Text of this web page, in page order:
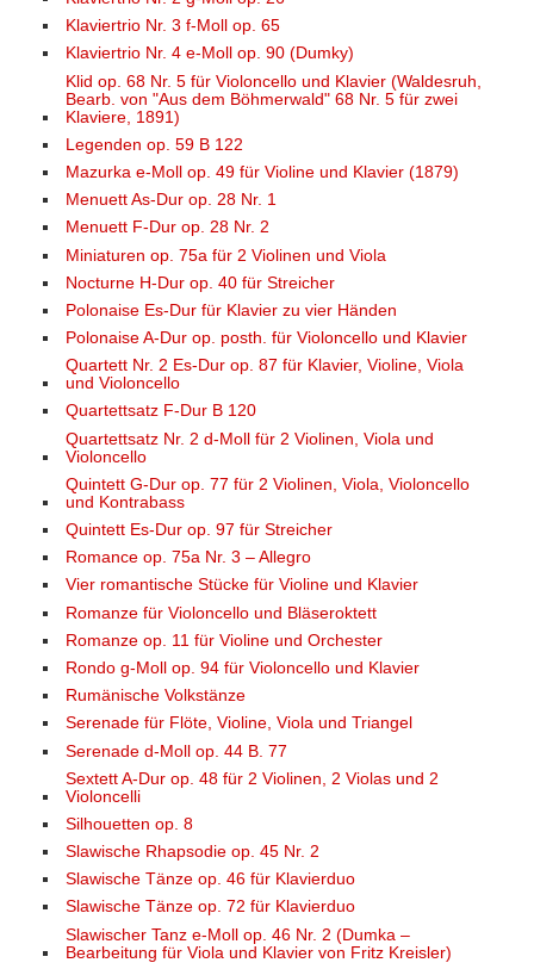
Klaviertrio Nr. 3 f-Moll op. 65
Klaviertrio Nr. 4 e-Moll op. 90 (Dumky)
Klid op. 68 Nr. 5 für Violoncello und Klavier (Waldesruh,
Bearb. von "Aus dem Böhmerwald" 68 Nr. 5 für zwei
Klaviere, 1891)
Legenden op. 59 B 122
Mazurka e-Moll op. 49 für Violine und Klavier (1879)
Menuett As-Dur op. 28 Nr. 1
Menuett F-Dur op. 28 Nr. 2
Miniaturen op. 75a für 2 Violinen und Viola
Nocturne H-Dur op. 40 für Streicher
Polonaise Es-Dur für Klavier zu vier Händen
Polonaise A-Dur op. posth. für Violoncello und Klavier
Quartett Nr. 2 Es-Dur op. 87 für Klavier, Violine, Viola
und Violoncello
Quartettsatz F-Dur B 120
Quartettsatz Nr. 2 d-Moll für 2 Violinen, Viola und
Violoncello
Quintett G-Dur op. 77 für 2 Violinen, Viola, Violoncello
und Kontrabass
Quintett Es-Dur op. 97 für Streicher
Romance op. 75a Nr. 3 – Allegro
Vier romantische Stücke für Violine und Klavier
Romanze für Violoncello und Bläseroktett
Romanze op. 11 für Violine und Orchester
Rondo g-Moll op. 94 für Violoncello und Klavier
Rumänische Volkstänze
Serenade für Flöte, Violine, Viola und Triangel
Serenade d-Moll op. 44 B. 77
Sextett A-Dur op. 48 für 2 Violinen, 2 Violas und 2
Violoncelli
Silhouetten op. 8
Slawische Rhapsodie op. 45 Nr. 2
Slawische Tänze op. 46 für Klavierduo
Slawische Tänze op. 72 für Klavierduo
Slawischer Tanz e-Moll op. 46 Nr. 2 (Dumka –
Bearbeitung für Viola und Klavier von Fritz Kreisler)